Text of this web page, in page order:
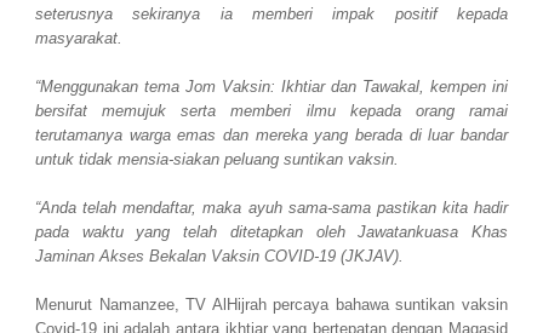
seterusnya sekiranya ia memberi impak positif kepada
masyarakat.
“Menggunakan tema Jom Vaksin: Ikhtiar dan Tawakal, kempen ini
bersifat memujuk serta memberi ilmu kepada orang ramai
terutamanya warga emas dan mereka yang berada di luar bandar
untuk tidak mensia-siakan peluang suntikan vaksin.
“Anda telah mendaftar, maka ayuh sama-sama pastikan kita hadir
pada waktu yang telah ditetapkan oleh Jawatankuasa Khas
Jaminan Akses Bekalan Vaksin COVID-19 (JKJAV).
Menurut Namanzee, TV AlHijrah percaya bahawa suntikan vaksin
Covid-19 ini adalah antara ikhtiar yang bertepatan dengan Maqasid